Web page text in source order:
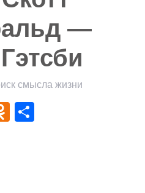
—
смысла жизни
Odnoklassniki